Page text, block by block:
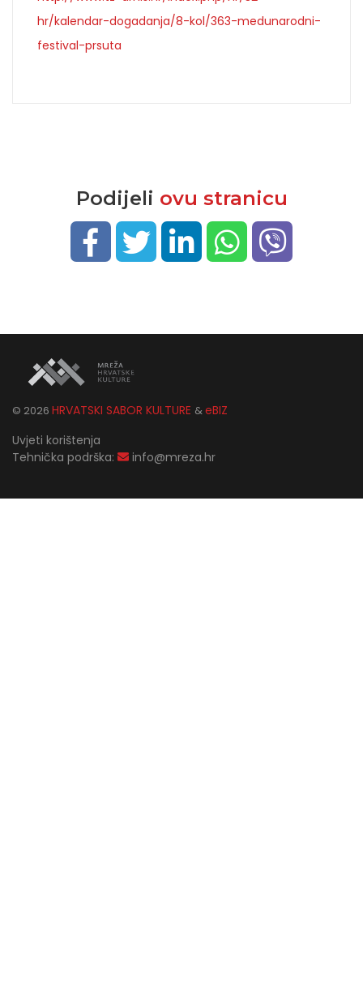
hr/kalendar-dogadanja/8-kol/363-medunarodni-
festival-prsuta
Podijeli ovu stranicu
© 2026 HRVATSKI SABOR KULTURE &eBIZ
Uvjeti korištenja
Tehnička podrška:
info@mreza.hr